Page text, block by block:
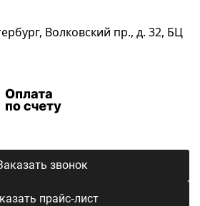
Волковский пр., д. 32, БЦ
звонок
прайс-лист